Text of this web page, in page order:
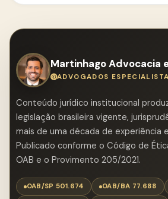
Martinhago Advocacia
ADVOGADOS
Conteúdo jurídico institucional
legislação brasileira vigente,
mais de uma década de experiência
Publicado conforme o Código de
OAB e o Provimento 205/2021.
OAB/SP 501.674 OAB/BA 77.688